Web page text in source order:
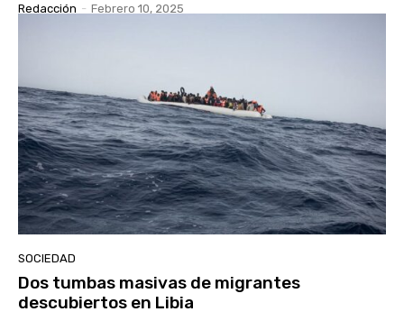
Redacción - Febrero 10, 2025
SOCIEDAD
Dos tumbas masivas de migrantes
descubiertos en Libia